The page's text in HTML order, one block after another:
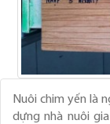
Nuôi chim yến là
dựng nhà nuôi